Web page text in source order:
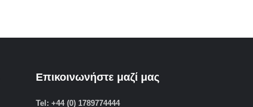
Επικοινωνήστε μαζί μας
Tel: +44 (0) 1789774444